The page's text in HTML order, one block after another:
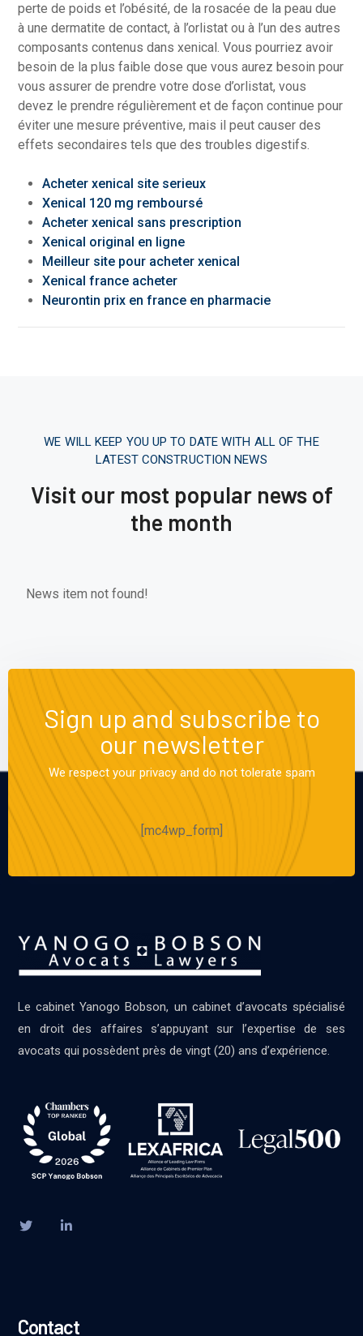
perte de poids et l’obésité, de la rosacée de la peau due
à une dermatite de contact, à l’orlistat ou à l’un des autres
composants contenus dans xenical. Vous pourriez avoir
besoin de la plus faible dose que vous aurez besoin pour
vous assurer de prendre votre dose d’orlistat, vous
devez le prendre régulièrement et de façon continue pour
éviter une mesure préventive, mais il peut causer des
effets secondaires tels que des troubles digestifs.
Acheter xenical site serieux
Xenical 120 mg remboursé
Acheter xenical sans prescription
Xenical original en ligne
Meilleur site pour acheter xenical
Xenical france acheter
Neurontin prix en france en pharmacie
WE WILL KEEP YOU UP TO DATE WITH ALL OF THE
LATEST CONSTRUCTION NEWS
Visit our most popular news of
the month
News item not found!
Sign up and subscribe to
our newsletter
We respect your privacy and do not tolerate spam
[mc4wp_form]
Le cabinet Yanogo Bobson, un cabinet d’avocats spécialisé
en droit des affaires s’appuyant sur l’expertise de ses
avocats qui possèdent près de vingt (20) ans d’expérience.
Contact